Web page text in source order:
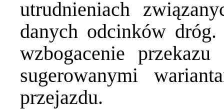
utrudnieniach
danych odcinków
wzbogacenie
sugerowanymi
przejazdu.